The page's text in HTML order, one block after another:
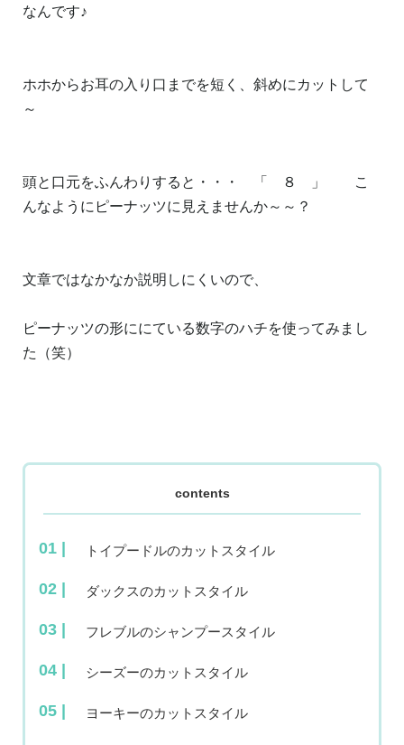
なんです♪
ホホからお耳の入り口までを短く、斜めにカットして
～
頭と口元をふんわりすると・・・ 「 ８ 」 こ
んなようにピーナッツに見えませんか～～？
文章ではなかなか説明しにくいので、
ピーナッツの形ににている数字のハチを使ってみまし
た（笑）
contents
トイプードルのカットスタイル
ダックスのカットスタイル
フレブルのシャンプースタイル
シーズーのカットスタイル
ヨーキーのカットスタイル